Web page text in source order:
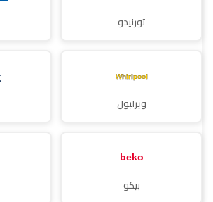
تورنيدو
ويرلبول
بيكو